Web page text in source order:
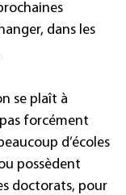
dans les
se plaît à
forcément
d’écoles
possèdent
doctorats, pour